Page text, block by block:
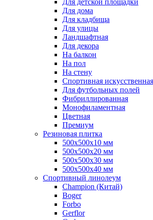
Для детской площадки
Для дома
Для кладбища
Для улицы
Ландшафтная
Для декора
На балкон
На пол
На стену
Спортивная
Для футбольных полей
Фибриллированная
Монофиламентная
Цветная
Премиум
Резиновая плитка
500х500х10 мм
500х500х20 мм
500х500х30 мм
500х500х40 мм
Спортивный линолеум
Champion (Китай)
Boger
Forbo
Gerflor